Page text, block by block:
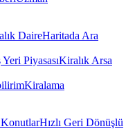
DaireHaritada Ara
PiyasasıKiralık Arsa
Kiralama
Hızlı Geri Dönüşlü